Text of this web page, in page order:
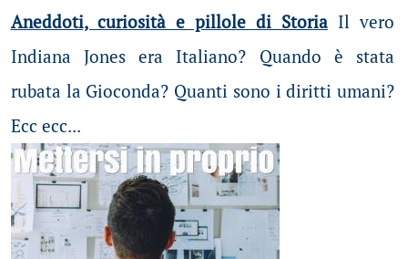
Aneddoti, curiosità e pillole di Storia Il vero
Indiana Jones era Italiano? Quando è stata
rubata la Gioconda? Quanti sono i diritti umani?
Ecc ecc...